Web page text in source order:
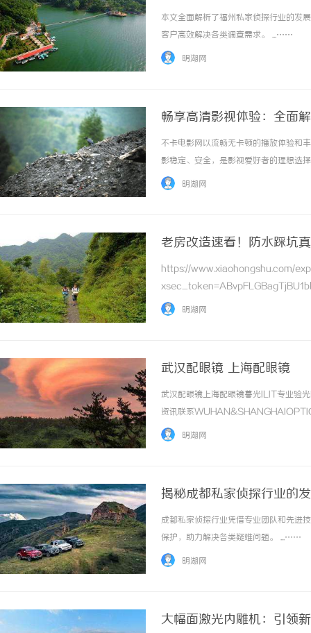
本文全面解析了福州私家侦探行业的发
客户高效解决各类调查需求。 ...……
明湖网
畅享高清影视体验：全面
不卡电影网以流畅无卡顿的播放体验和
影稳定、安全，是影视爱好者的理想选
明湖网
老房改造速看！防水踩坑
https://www.xiaohongshu.com/
还没刷到过“老房改造渗水到楼下，被
明湖网
武汉配眼镜 上海配眼镜
武汉配眼镜上海配眼镜暮光ILIT专业验
资讯联系
品牌，现于武汉与上海设有4家门店。
明湖网
揭秘成都私家侦探行业的
成都私家侦探行业凭借专业团队和先进
保护，助力解决各类疑难问题。 ...……
明湖网
大幅面激光内雕机：引领